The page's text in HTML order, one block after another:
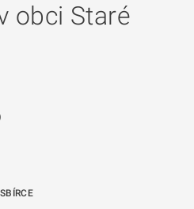
obci Staré